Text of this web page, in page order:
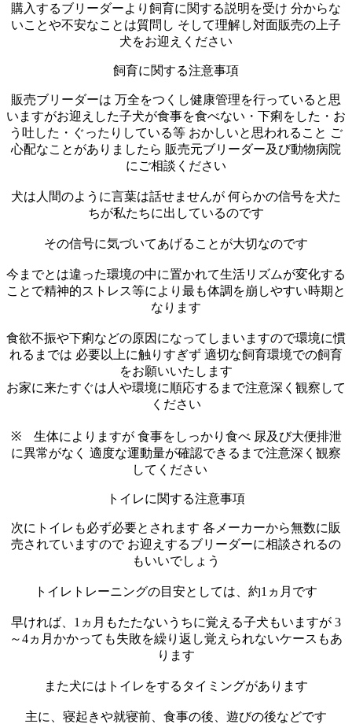
購入するブリーダーより飼育に関する説明を受け 分からな
いことや不安なことは質問し そして理解し対面販売の上子
犬をお迎えください
飼育に関する注意事項
販売ブリーダーは 万全をつくし健康管理を行っていると思
いますがお迎えした子犬が食事を食べない・下痢をした・お
う吐した・ぐったりしている等 おかしいと思われること ご
心配なことがありましたら 販売元ブリーダー及び動物病院
にご相談ください
犬は人間のように言葉は話せませんが 何らかの信号を犬た
ちが私たちに出しているのです
その信号に気づいてあげることが大切なのです
今までとは違った環境の中に置かれて生活リズムが変化する
ことで精神的ストレス等により最も体調を崩しやすい時期と
なります
食欲不振や下痢などの原因になってしまいますので環境に慣
れるまでは 必要以上に触りすぎず 適切な飼育環境での飼育
をお願いいたします
お家に来たすぐは人や環境に順応するまで注意深く観察して
ください
※ 生体によりますが 食事をしっかり食べ 尿及び大便排泄
に異常がなく 適度な運動量が確認できるまで注意深く観察
してください
トイレに関する注意事項
次にトイレも必ず必要とされます 各メーカーから無数に販
売されていますので お迎えするブリーダーに相談されるの
もいいでしょう
トイレトレーニングの目安としては、約1ヵ月です
早ければ、1ヵ月もたたないうちに覚える子犬もいますが 3
～4ヵ月かかっても失敗を繰り返し覚えられないケースもあ
ります
また犬にはトイレをするタイミングがあります
主に、寝起きや就寝前、食事の後、遊びの後などです